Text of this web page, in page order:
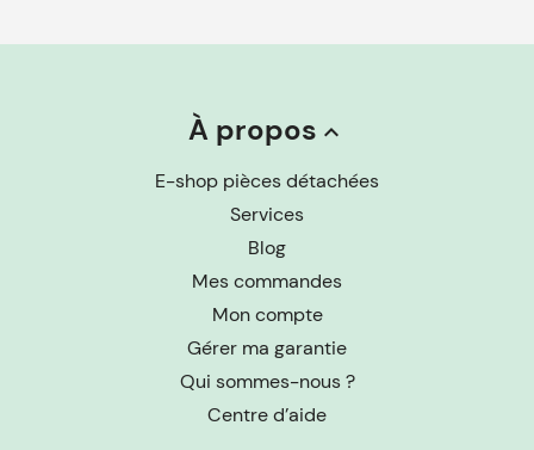
À propos keyboard_arrow_up
E-shop pièces détachées
Services
Blog
Mes commandes
Mon compte
Gérer ma garantie
Qui sommes-nous ?
Centre d’aide